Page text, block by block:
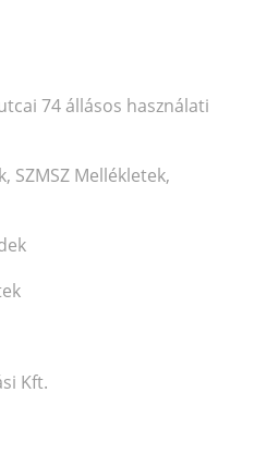
74 állásos használati
SZMSZ Mellékletek,
Kft.